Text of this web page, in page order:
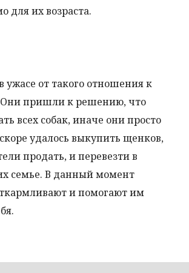
для их возраста.
ужасе от такого отношения к
пришли к решению, что
всех собак, иначе они просто
удалось выкупить щенков,
продать, и перевезти в
семье. В данный момент
и помогают им